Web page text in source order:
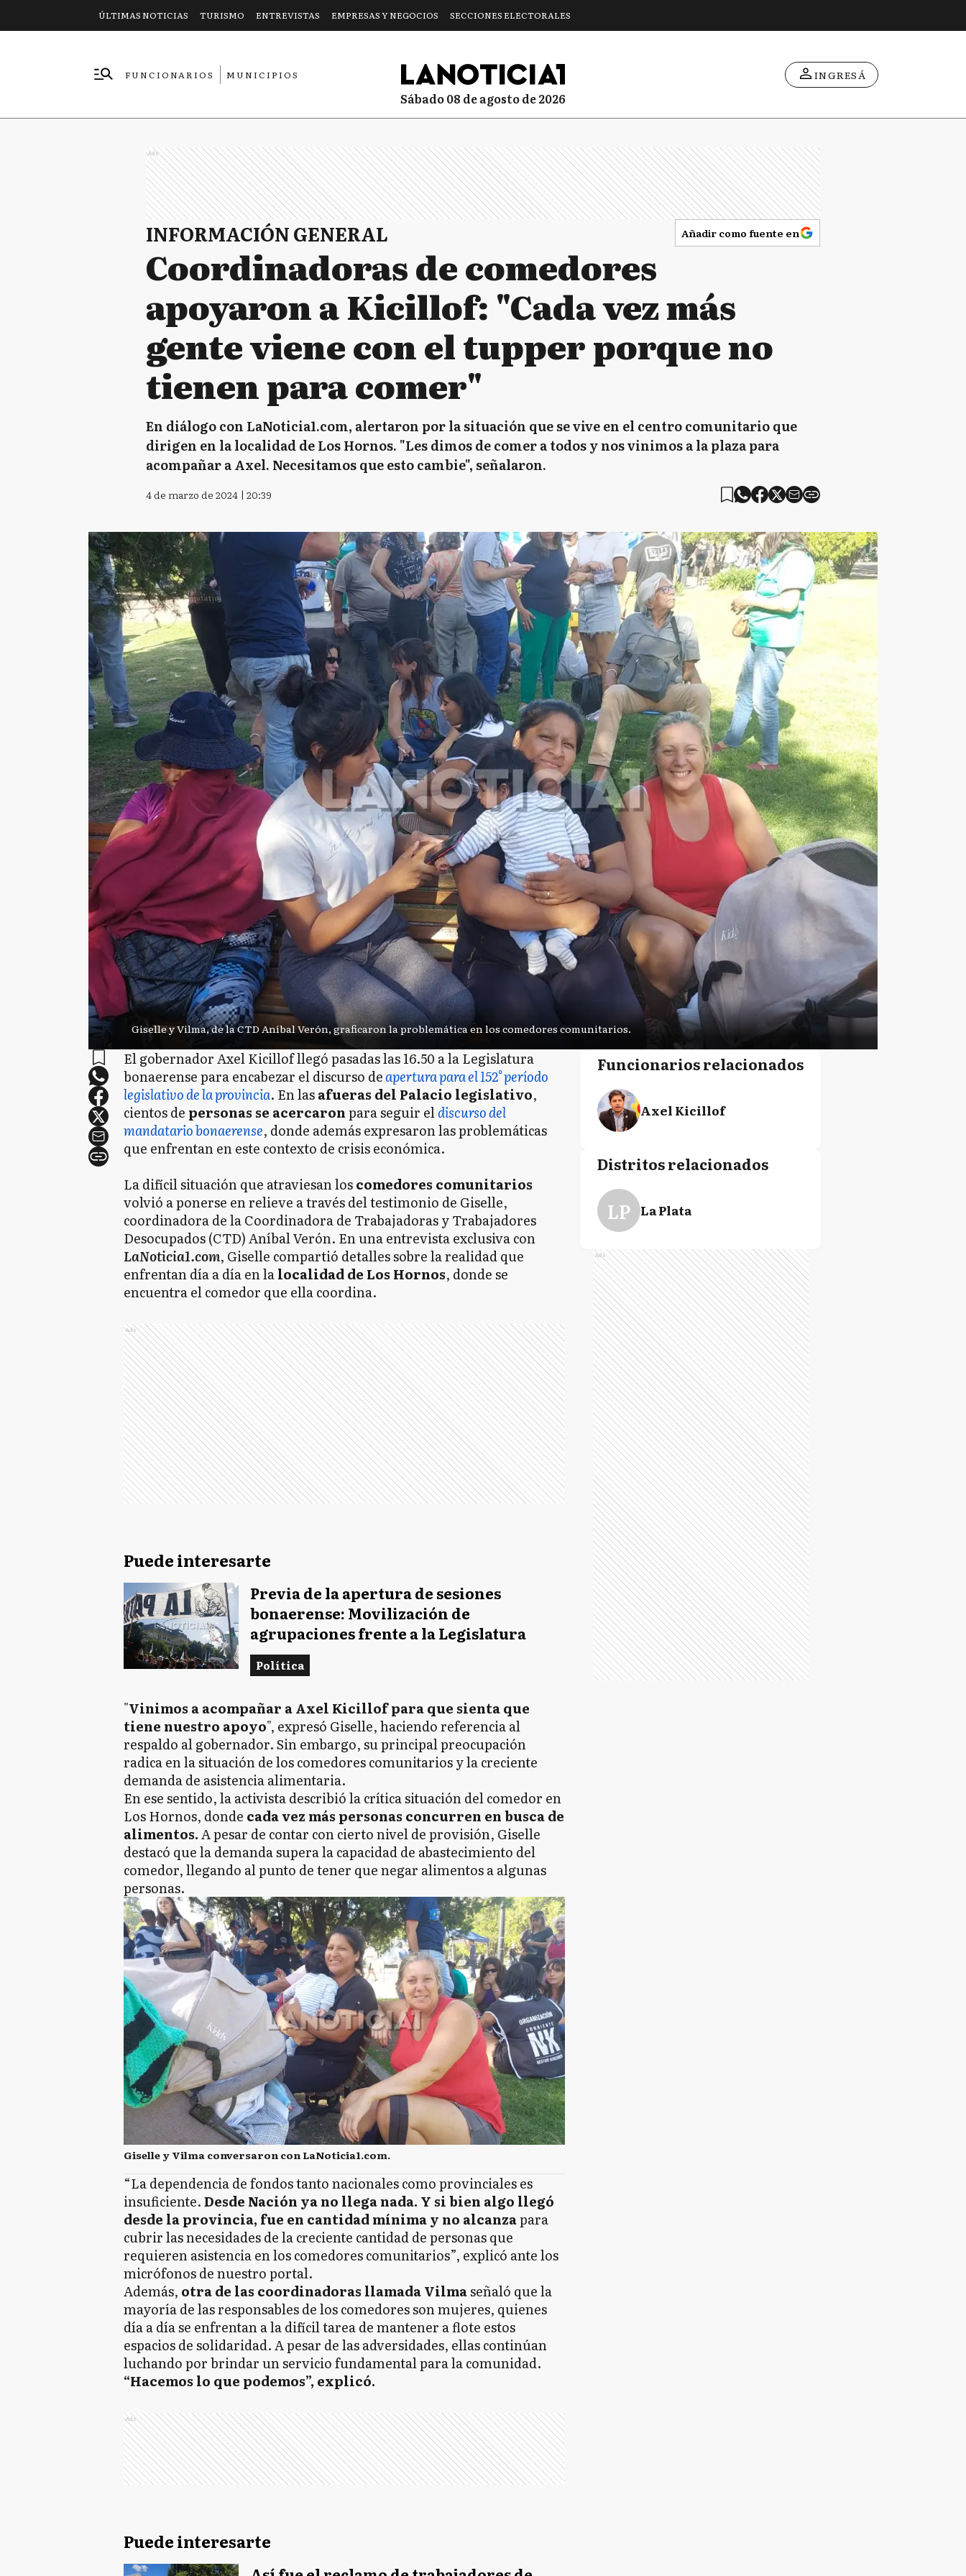
ÚLTIMAS NOTICIAS TURISMO ENTREVISTAS EMPRESAS Y NEGOCIOS SECCIONES ELECTORALES
FUNCIONARIOS
MUNICIPIOS
sábado 08 de agosto de 2026
INGRESÁ
Ads
INFORMACIÓN GENERAL Añadir como fuente en
Coordinadoras de comedores
apoyaron a Kicillof: "Cada vez más
gente viene con el tupper porque no
tienen para comer"
En diálogo con LaNoticia1.com, alertaron por la situación que se vive en el centro comunitario que
dirigen en la localidad de Los Hornos. "Les dimos de comer a todos y nos vinimos a la plaza para
acompañar a Axel. Necesitamos que esto cambie", señalaron.
4 de marzo de 2024 | 20:39
Giselle y Vilma, de la CTD Aníbal Verón, graficaron la problemática en los comedores comunitarios.
El gobernador Axel Kicillof llegó pasadas las 16.50 a la Legislatura
bonaerense para encabezar el discurso deapertura para el 152° período
legislativo de la provincia. En lasafueras del Palacio legislativo,
cientos de personas se acercaronpara seguir eldiscurso del
mandatario bonaerense, donde además expresaron las problemáticas
que enfrentan en este contexto de crisis económica.
La difícil situación que atraviesan loscomedores comunitarios
volvió a ponerse en relieve a través del testimonio de Giselle,
coordinadora de la Coordinadora de Trabajadoras y Trabajadores
Desocupados (CTD) Aníbal Verón. En una entrevista exclusiva con
LaNoticia1.com, Giselle compartió detalles sobre la realidad que
enfrentan día a día en lalocalidad de Los Hornos, donde se
encuentra el comedor que ella coordina.
Ads
Puede interesarte
Previa de la apertura de sesiones
bonaerense: Movilización de
agrupaciones frente a la Legislatura
Política
"Vinimos a acompañar a Axel Kicillof para que sienta que
tiene nuestro apoyo", expresó Giselle, haciendo referencia al
respaldo al gobernador. Sin embargo, su principal preocupación
radica en la situación de los comedores comunitarios y la creciente
demanda de asistencia alimentaria.
En ese sentido, la activista describió la crítica situación del comedor en
Los Hornos, donde cada vez más personas concurren en busca de
alimentos.A pesar de contar con cierto nivel de provisión, Giselle
destacó que la demanda supera la capacidad de abastecimiento del
comedor, llegando al punto de tener que negar alimentos a algunas
personas.
Giselle y Vilma conversaron con LaNoticia1.com.
“La dependencia de fondos tanto nacionales como provinciales es
insuficiente.Desde Nación ya no llega nada. Y si bien algo llegó
desde la provincia, fue en cantidad mínima y no alcanzapara
cubrir las necesidades de la creciente cantidad de personas que
requieren asistencia en los comedores comunitarios”, explicó ante los
micrófonos de nuestro portal.
Además, otra de las coordinadoras llamada Vilmaseñaló que la
mayoría de las responsables de los comedores son mujeres, quienes
día a día se enfrentan a la difícil tarea de mantener a flote estos
espacios de solidaridad. A pesar de las adversidades, ellas continúan
luchando por brindar un servicio fundamental para la comunidad.
“Hacemos lo que podemos”, explicó.
Ads
Puede interesarte
Funcionarios relacionados
Axel Kicillof
Distritos relacionados
LP La Plata
Ads